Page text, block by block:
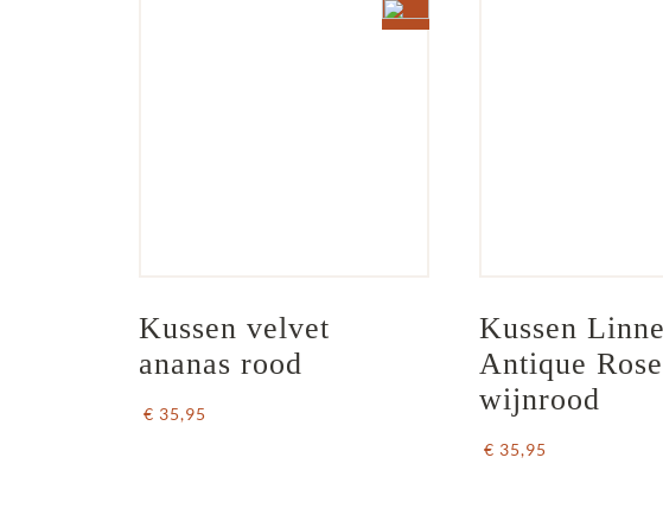
Kussen velvet
ananas rood
€ 35,95
Kussen
Antique Rose
wijnrood
€ 35,95